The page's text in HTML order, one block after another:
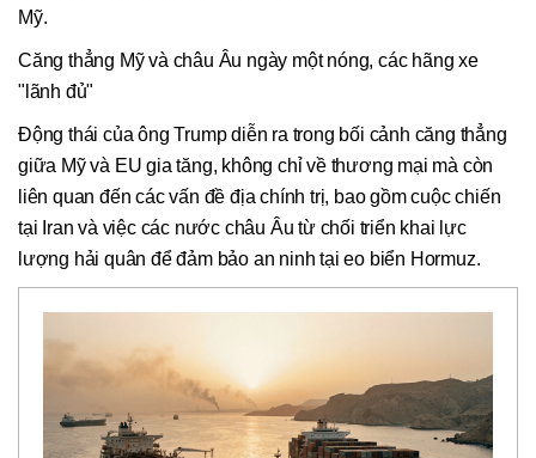
Mỹ.
Căng thẳng Mỹ và châu Âu ngày một nóng, các hãng xe
"lãnh đủ"
Động thái của ông Trump diễn ra trong bối cảnh căng thẳng
giữa Mỹ và EU gia tăng, không chỉ về thương mại mà còn
liên quan đến các vấn đề địa chính trị, bao gồm cuộc chiến
tại Iran và việc các nước châu Âu từ chối triển khai lực
lượng hải quân để đảm bảo an ninh tại eo biển Hormuz.